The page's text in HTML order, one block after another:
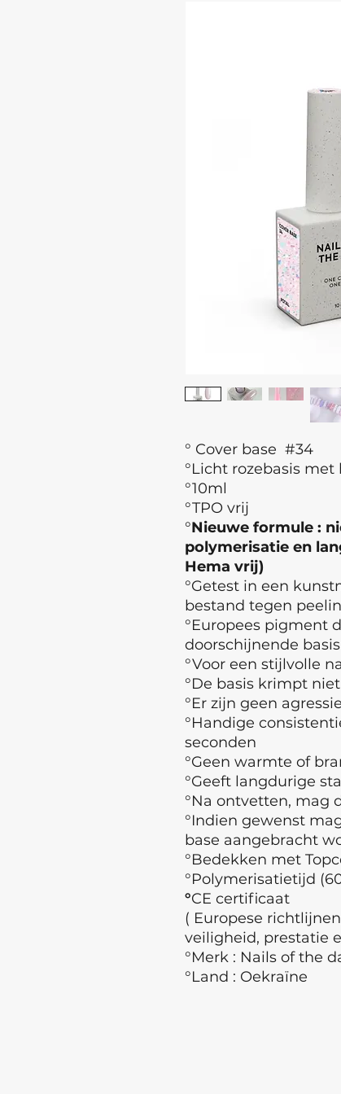
° Cover base #34
°Licht rozebasis
°10ml
°TPO vrij
°Nieuwe formule :
polymerisatie en
Hema vrij)
°Getest in een
bestand tegen
°Europees pigment
doorschijnende
°Voor een stijlvolle
°De basis krimpt niet
°Er zijn geen
°Handige
seconden
°Geen warmte of
°Geeft langdurige
°Na ontvetten, mag
°Indien gewenst
base aangebracht
°Bedekken met
°Polymerisatietijd
°CE certificaat
( Europese
veiligheid, prestatie
°Merk : Nails of the
°Land : Oekraïne